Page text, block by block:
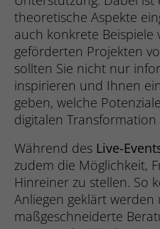
theoretische Aspekte
auch konkrete Beispiele
geförderten Projekten
sollten Sie nicht nur
inspirieren und Ihnen
geben, welche
digitalen
Während des Live-
zudem die Möglichkeit,
Hinreiner zu stellen. So
Anliegen geklärt
maßgeschneiderte
Name
Anbieter
Laufzeit 1 Jahr
Zweck
Ihrer
Name
Anbieter
Laufzeit 2
Zweck
Name _gid
Laufzeit
Zweck
the
Name
Anbieter
Laufzeit